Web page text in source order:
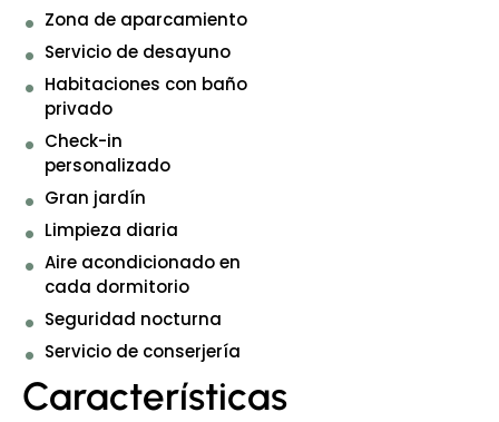
Zona de aparcamiento
Servicio de desayuno
Habitaciones con baño
privado
Check-in
personalizado
Gran jardín
Limpieza diaria
Aire acondicionado en
cada dormitorio
Seguridad nocturna
Servicio de conserjería
Características